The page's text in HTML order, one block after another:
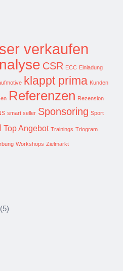
verkaufen
CSR ECC Einladung
klappt prima Kunden
Referenzen Rezension
smart seller Sponsoring Sport
Top Angebot Trainings Triogram
Workshops Zielmarkt
(5)